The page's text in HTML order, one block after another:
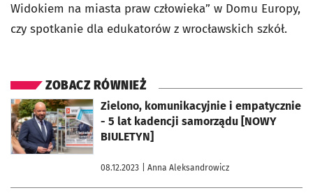
Widokiem na miasta praw człowieka” w Domu Europy,
czy spotkanie dla edukatorów z wrocławskich szkół.
ZOBACZ RÓWNIEŻ
Zielono, komunikacyjnie i empatycznie
- 5 lat kadencji samorządu [NOWY
BIULETYN]
08.12.2023 | Anna Aleksandrowicz
otworzy się w nowej karcie